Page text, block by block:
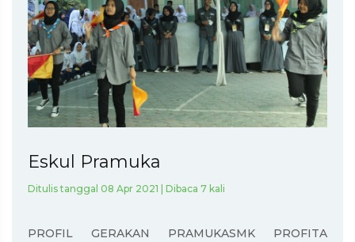
Eskul Pramuka
Ditulis tanggal 08 Apr 2021 | Dibaca 7 kali
PROFIL GERAKAN PRAMUKASMK PROFITA